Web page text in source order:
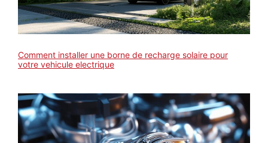
Comment installer une borne de recharge solaire pour
votre vehicule electrique